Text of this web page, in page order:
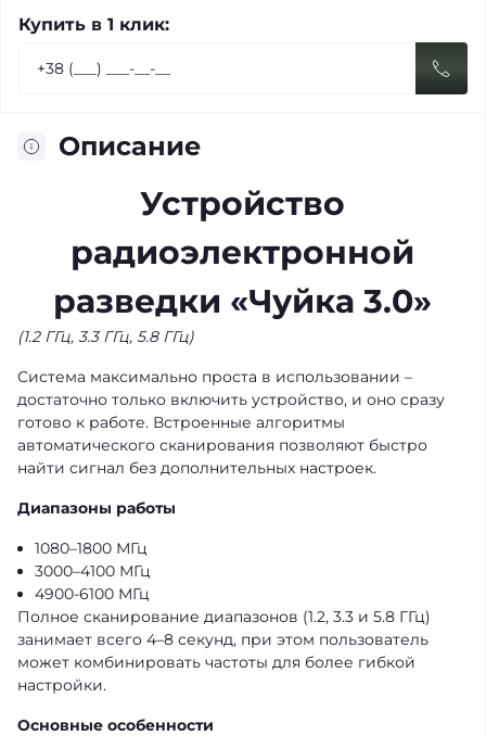
Купить в 1 клик:
Описание
Устройство
радиоэлектронной
разведки «Чуйка 3.0»
(1.2 ГГц, 3.3 ГГц, 5.8 ГГц)
Система максимально проста в использовании –
достаточно только включить устройство, и оно сразу
готово к работе. Встроенные алгоритмы
автоматического сканирования позволяют быстро
найти сигнал без дополнительных настроек.
Диапазоны работы
1080–1800 МГц
3000–4100 МГц
4900-6100 МГц
Полное сканирование диапазонов (1.2, 3.3 и 5.8 ГГц)
занимает всего 4–8 секунд, при этом пользователь
может комбинировать частоты для более гибкой
настройки.
Основные особенности